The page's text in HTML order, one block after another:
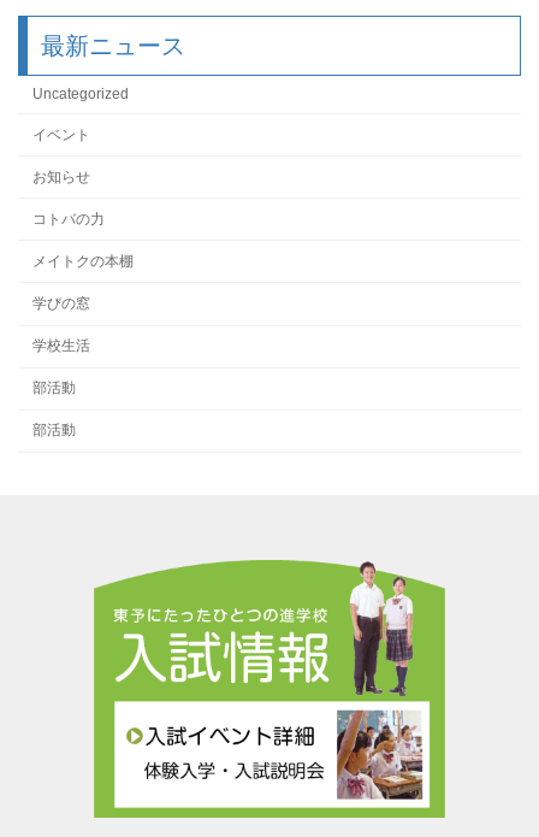
最新ニュース
Uncategorized
イベント
お知らせ
コトバの力
メイトクの本棚
学びの窓
学校生活
部活動
部活動